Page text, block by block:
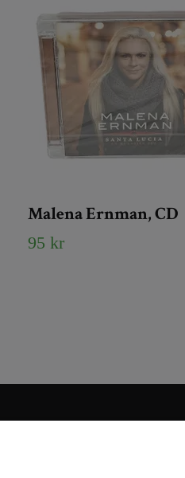
Malena Ernman, CD
95 kr